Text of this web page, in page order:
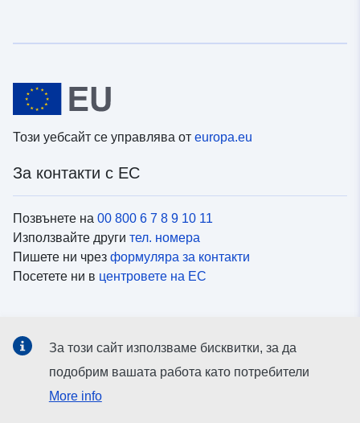
Този уебсайт се управлява от europa.eu
За контакти с ЕС
Позвънете на 00 800 6 7 8 9 10 11
Използвайте други тел. номера
Пишете ни чрез формуляра за контакти
Посетете ни в центровете на ЕС
Вижте профили на ЕС в социалните медии
За този сайт използваме бисквитки, за да
подобрим вашата работа като потребители
More info